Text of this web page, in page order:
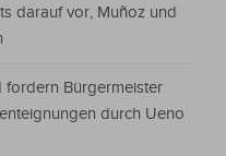
darauf vor, Muñoz und
fordern Bürgermeister
durch Ueno